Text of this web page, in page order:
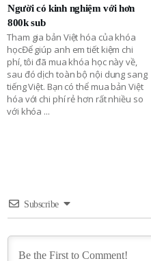
Người có kinh nghiệm với hơn
800k sub
Tham gia bản Việt hóa của khóa
họcĐể giúp anh em tiết kiệm chi
phí, tôi đã mua khóa học này về,
sau đó dịch toàn bộ nội dung sang
tiếng Việt. Bạn có thể mua bản Việt
hóa với chi phí rẻ hơn rất nhiều so
với khóa ...
Subscribe